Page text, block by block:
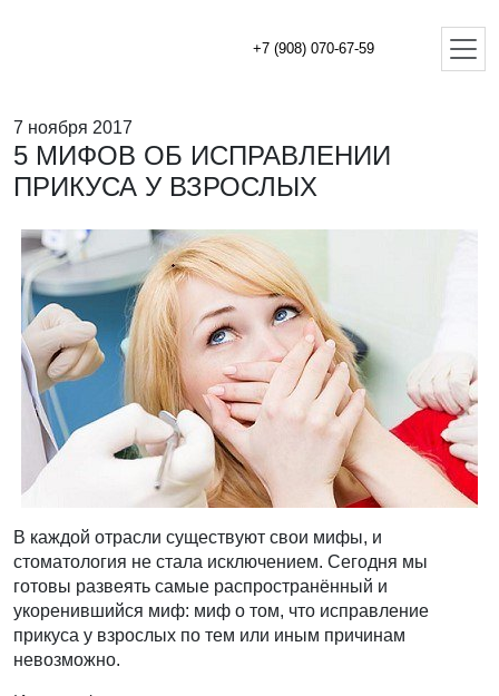
+7 (908) 070-67-59
7 ноября 2017
5 МИФОВ ОБ ИСПРАВЛЕНИИ
ПРИКУСА У ВЗРОСЛЫХ
В каждой отрасли существуют свои мифы, и
стоматология не стала исключением. Сегодня мы
готовы развеять самые распространённый и
укоренившийся миф: миф о том, что исправление
прикуса у взрослых по тем или иным причинам
невозможно.